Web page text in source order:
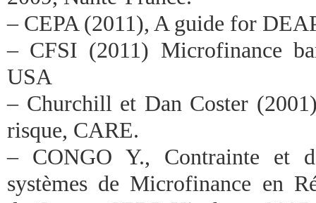
– CEPA (2011), A guide for
– CFSI (2011) Microfinance
USA
– Churchill et Dan Coster
risque, CARE.
– CONGO Y., Contrainte et
systèmes de Microfinance en